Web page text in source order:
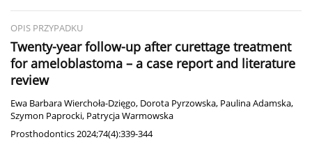
OPIS PRZYPADKU
Twenty-year follow-up after curettage treatment
for ameloblastoma – a case report and literature
review
Ewa Barbara Wierchoła-Dzięgo, Dorota Pyrzowska, Paulina Adamska,
Szymon Paprocki, Patrycja Warmowska
Prosthodontics 2024;74(4):339-344